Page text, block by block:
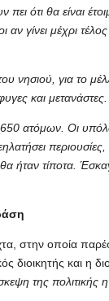
πει ότι θα είναι
αν γίνει μέχρι
νησιού, για το
και μετανάστες.
ατόμων. Οι
τίποτα.
στην οποία
διοικητής και η
της πολιτικής